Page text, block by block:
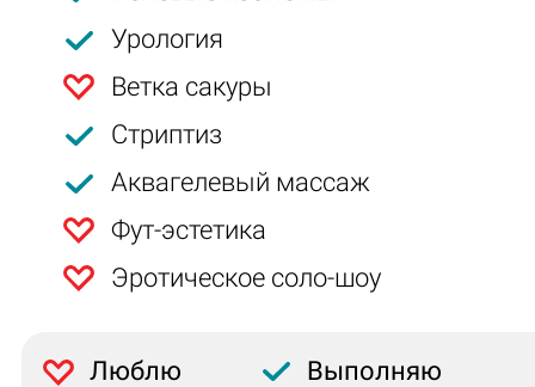
Урология
Ветка сакуры
Стриптиз
Аквагелевый массаж
Фут-эстетика
Эротическое соло-шоу
Люблю
Выполняю